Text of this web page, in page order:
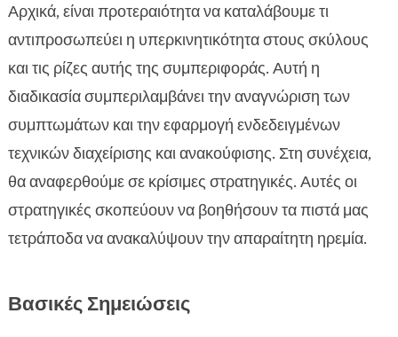
σας
 Αντιμετώπιση υπερκινητικότητας σκύλων
 Εκπαίδευση Υπερκινητικών Σκύλων
 Η Επίδραση του Στρες στην Υπερκινητικότητα
 Φυσικές Θεραπείες και Συμπληρώματα για
Υπερκινητικούς Σκύλους

Πότε να Αναζητήσετε Βοήθεια από
Επαγγελματία
 Συμπέρασμα
Αρχικά, είναι προτεραιότητα να καταλάβουμε τι
αντιπροσωπεύει η υπερκινητικότητα στους σκύλους
και τις ρίζες αυτής της συμπεριφοράς. Αυτή η
διαδικασία συμπεριλαμβάνει την αναγνώριση των
συμπτωμάτων και την εφαρμογή ενδεδειγμένων
τεχνικών διαχείρισης και ανακούφισης. Στη συνέχεια,
θα αναφερθούμε σε κρίσιμες στρατηγικές. Αυτές οι
στρατηγικές σκοπεύουν να βοηθήσουν τα πιστά μας
τετράποδα να ανακαλύψουν την απαραίτητη ηρεμία.
Βασικές Σημειώσεις